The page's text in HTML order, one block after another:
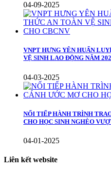
04-09-2025
VNPT HƯNG YÊN HUẤN
VỆ SINH LAO ĐỘNG NĂM
04-03-2025
NỐI TIẾP HÀNH TRÌNH
CHO HỌC SINH NGHÈO
04-01-2025
Liên kết website